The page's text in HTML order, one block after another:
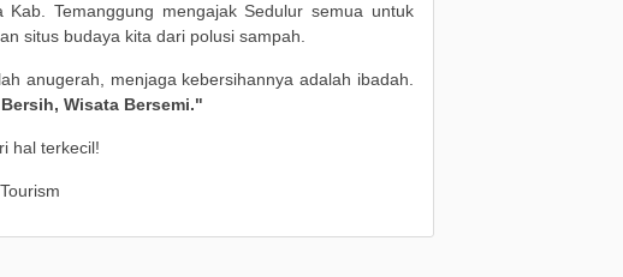
Kab. Temanggung mengajak Sedulur semua untuk
situs budaya kita dari polusi sampah.
anugerah, menjaga kebersihannya adalah ibadah.
Wisata Bersemi."
hal terkecil!